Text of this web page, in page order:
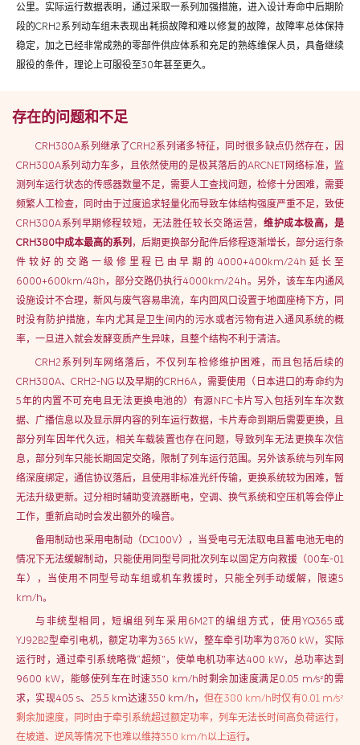
公里。实际运行数据表明，通过采取一系列加强措施，进入设计寿命中后期阶
段的CRH2系列动车组未表现出耗损故障和难以修复的故障，故障率总体保持
稳定，加之已经非常成熟的零部件供应体系和充足的熟练维保人员，具备继续
服役的条件，理论上可服役至30年甚至更久。
存在的问题和不足
CRH380A系列继承了CRH2系列诸多特征，同时很多缺点仍然存在，因
CRH380A系列动力车多，且依然使用的是极其落后的ARCNET网络标准，监
测列车运行状态的传感器数量不足，需要人工查找问题，检修十分困难，需要
频繁人工检查，同时由于过度追求轻量化而导致车体结构强度严重不足，致使
CRH380A系列早期修程较短，无法胜任较长交路运营， 维护成本极高，是
CRH380中成本最高的系列 ，后期更换部分配件后修程逐渐增长，部分运行条
件较好的交路一级修里程已由早期的4000+400km/24h延长至
6000+600km/48h，部分交路仍执行4000km/24h。另外，该车车内通风
设施设计不合理，新风与废气容易串流，车内回风口设置于地面座椅下方，同
时没有防护措施，车内尤其是卫生间内的污水或者污物有进入通风系统的概
率，一旦进入就会发酵变质产生异味，且整个结构不利于清洁。
CRH2系列列车网络落后，不仅列车检修维护困难，而且包括后续的
CRH380A、CRH2-NG以及早期的CRH6A，需要使用（日本进口的寿命约为
5年的内置不可充电且无法更换电池的）有源NFC卡片写入包括列车车次数
据、广播信息以及显示屏内容的列车运行数据，卡片寿命到期后需要更换，且
部分列车因年代久远，相关车载装置也存在问题，导致列车无法更换车次信
息，部分列车只能长期固定交路，限制了列车运行范围。另外该系统与列车网
络深度绑定，通信协议落后，且使用非标准光纤传输，更换系统较为困难，暂
无法升级更新。过分相时辅助变流器断电，空调、换气系统和空压机等会停止
工作，重新启动时会发出额外的噪音。
备用制动也采用电制动（DC100V），当受电弓无法取电且蓄电池无电的
情况下无法缓解制动，只能使用同型号同批次列车以固定方向救援（00车-01
车），当使用不同型号动车组或机车救援时，只能全列手动缓解，限速5
km/h。
与非统型相同，短编组列车采用6M2T的编组方式，使用YQ365或
YJ92B2型牵引电机，额定功率为365 kW，整车牵引功率为8760 kW，实际
运行时，通过牵引系统略微“超频”，使单电机功率达400 kW，总功率达到
9600 kW，能够使列车在时速350 km/h时剩余加速度满足0.05 m/s²的需
求，实现405 s、25.5 km达速350 km/h，但在380 km/h时仅有0.01 m/s²
剩余加速度，同时由于牵引系统超过额定功率，列车无法长时间高负荷运行，
在坡道、逆风等情况下也难以维持350 km/h以上运行。